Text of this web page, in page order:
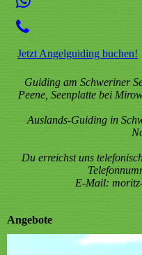
Jetzt Angelguiding buchen!
Guiding am Schweriner
Peene, Seenplatte bei
Auslands-Guiding in
Du erreichst uns
E-Mail:
Angebote